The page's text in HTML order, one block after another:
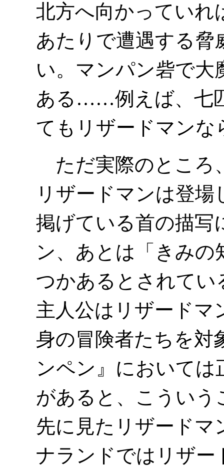
北方へ向かっていれ
あたりで遭遇する脅
い。マンパン砦で大
ある……例えば、七
てもリザードマン
ただ実際のところ
リザードマンは登
掲げている首の描写
ン、あとは「きみ
つかあるとされてい
主人公はリザードマ
身の冒険者たちを対
ンペン』において
があると、こうい
先に見たリザードマ
ナランドではリザ